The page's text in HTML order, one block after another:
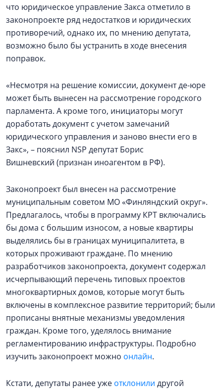
что юридическое управление Закса отметило в
законопроекте ряд недостатков и юридических
противоречий, однако их, по мнению депутата,
возможно было бы устранить в ходе внесения
поправок.
«Несмотря на решение комиссии, документ де-юре
может быть вынесен на рассмотрение городского
парламента. А кроме того, инициаторы могут
доработать документ с учетом замечаний
юридического управления и заново внести его в
Закс», – пояснил NSP депутат Борис
Вишневский (признан иноагентом в РФ).
Законопроект был внесен на рассмотрение
муниципальным советом МО «Финляндский округ».
Предлагалось, чтобы в программу КРТ включались
бы дома с большим износом, а новые квартиры
выделялись бы в границах муниципалитета, в
которых проживают граждане. По мнению
разработчиков законопроекта, документ содержал
исчерпывающий перечень типовых проектов
многоквартирных домов, которые могут быть
включены в комплексное развитие территорий; были
прописаны внятные механизмы уведомления
граждан. Кроме того, уделялось внимание
регламентированию инфраструктуры. Подробно
изучить законопроект можно онлайн.
Кстати, депутаты ранее уже отклонили другой